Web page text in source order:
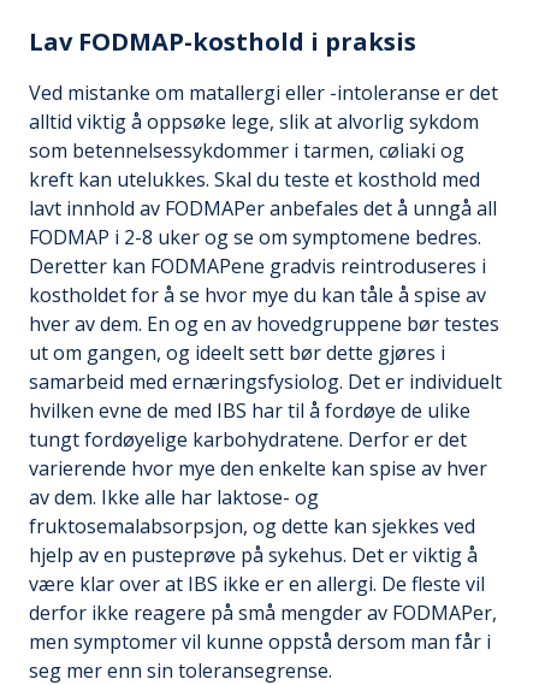
Lav FODMAP-kosthold i praksis
Ved mistanke om matallergi eller -intoleranse er det
alltid viktig å oppsøke lege, slik at alvorlig sykdom
som betennelsessykdommer i tarmen, cøliaki og
kreft kan utelukkes. Skal du teste et kosthold med
lavt innhold av FODMAPer anbefales det å unngå all
FODMAP i 2-8 uker og se om symptomene bedres.
Deretter kan FODMAPene gradvis reintroduseres i
kostholdet for å se hvor mye du kan tåle å spise av
hver av dem. En og en av hovedgruppene bør testes
ut om gangen, og ideelt sett bør dette gjøres i
samarbeid med ernæringsfysiolog. Det er individuelt
hvilken evne de med IBS har til å fordøye de ulike
tungt fordøyelige karbohydratene. Derfor er det
varierende hvor mye den enkelte kan spise av hver
av dem. Ikke alle har laktose- og
fruktosemalabsorpsjon, og dette kan sjekkes ved
hjelp av en pusteprøve på sykehus. Det er viktig å
være klar over at IBS ikke er en allergi. De fleste vil
derfor ikke reagere på små mengder av FODMAPer,
men symptomer vil kunne oppstå dersom man får i
seg mer enn sin toleransegrense.